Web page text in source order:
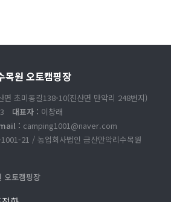
목원 오토캠핑장
면 초미동길138-10(진산면 만악리 248번지)
대표자 : 이창래
: camping1001@naver.com
21 / 농업회사법인 금산만악리수목원
오토캠핑장